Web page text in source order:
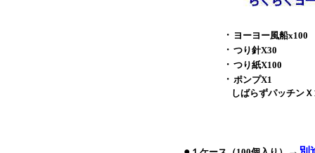
・ ヨーヨー風船x100
・ つり針X30
・ つり紙X100
・ ポンプX1
しばらずパッチンＸ